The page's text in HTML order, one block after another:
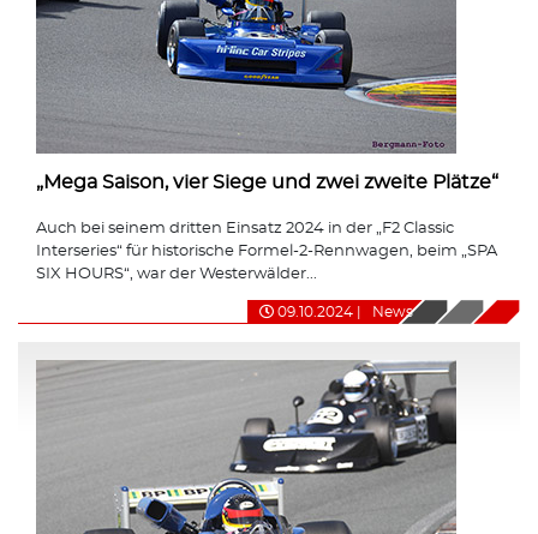
„Mega Saison, vier Siege und zwei zweite Plätze“
Auch bei seinem dritten Einsatz 2024 in der „F2 Classic
Interseries“ für historische Formel-2-Rennwagen, beim „SPA
SIX HOURS“, war der Westerwälder...
09.10.2024 News